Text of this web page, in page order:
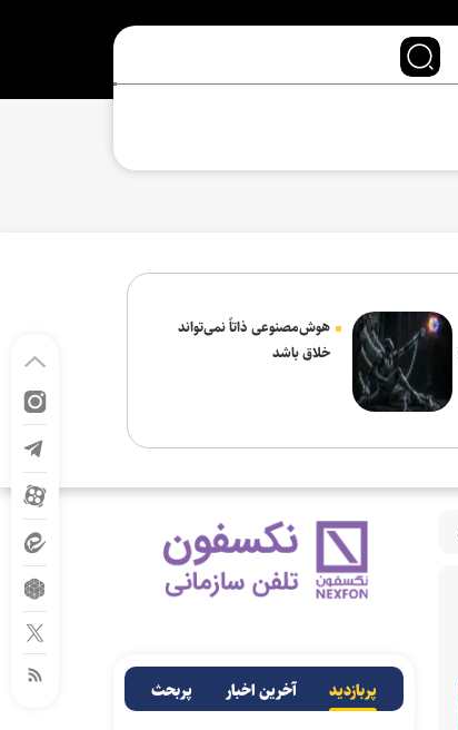
هوش‌مصنوعی ذاتاً نمی‌تواند
خلاق باشد
پربازدید آخرین اخبار پربحث